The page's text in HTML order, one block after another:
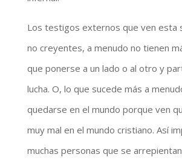
Los testigos externos que ven esta
no creyentes, a menudo no tienen
que ponerse a un lado o al otro y
lucha. O, lo que sucede más a
quedarse en el mundo porque ven
muy mal en el mundo cristiano. Así
muchas personas que se